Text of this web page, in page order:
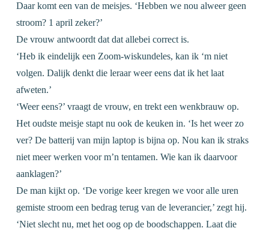
Daar komt een van de meisjes. ‘Hebben we nou alweer geen
stroom? 1 april zeker?’
De vrouw antwoordt dat dat allebei correct is.
‘Heb ik eindelijk een Zoom-wiskundeles, kan ik ‘m niet
volgen. Dalijk denkt die leraar weer eens dat ik het laat
afweten.’
‘Weer eens?’ vraagt de vrouw, en trekt een wenkbrauw op.
Het oudste meisje stapt nu ook de keuken in. ‘Is het weer zo
ver? De batterij van mijn laptop is bijna op. Nou kan ik straks
niet meer werken voor m’n tentamen. Wie kan ik daarvoor
aanklagen?’
De man kijkt op. ‘De vorige keer kregen we voor alle uren
gemiste stroom een bedrag terug van de leverancier,’ zegt hij.
‘Niet slecht nu, met het oog op de boodschappen. Laat die